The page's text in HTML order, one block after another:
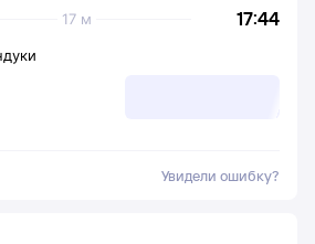
17:44
17 м
Увидели ошибку?